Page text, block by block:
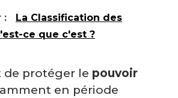
:
La Classification des
ce que c'est ?
de protéger le pouvoir
en période